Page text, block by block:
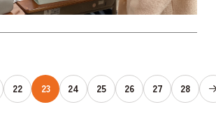
22 23 24 25 26 27 28